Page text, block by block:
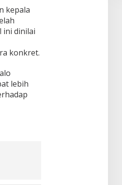
kepala
ini dinilai
konkret.
lebih